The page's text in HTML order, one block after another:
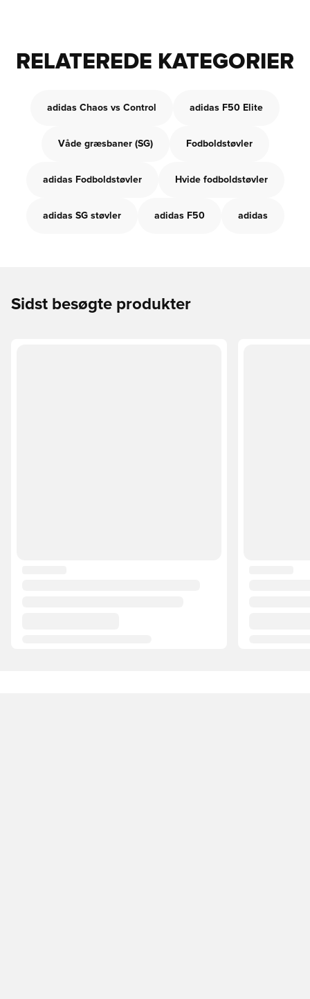
RELATEREDE KATEGORIER
adidas Chaos vs Control adidas F50 Elite
Våde græsbaner (SG) Fodboldstøvler
adidas Fodboldstøvler Hvide fodboldstøvler
adidas SG støvler adidas F50 adidas
Sidst besøgte produkter